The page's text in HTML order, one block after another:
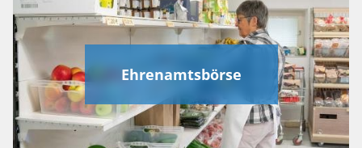
Ehrenamtsbörse